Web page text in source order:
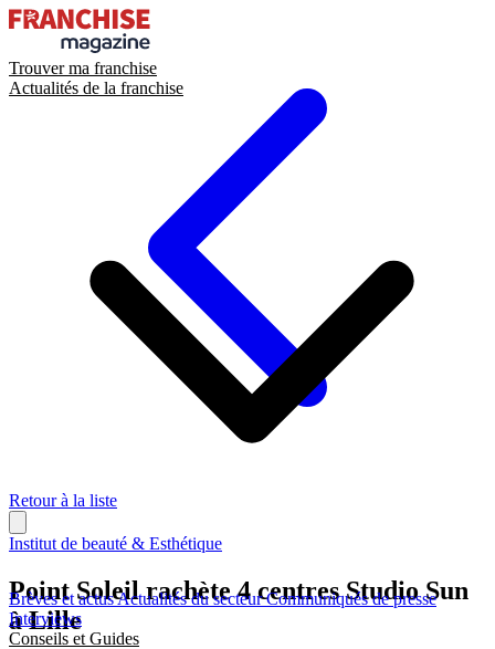
Trouver ma franchise
Actualités de la franchise
Brèves et actusActualités du secteurCommuniqués de presse
Interviews
Conseils et Guides
Retour à la liste
Institut de beauté & Esthétique
Point Soleil rachète 4 centres Studio Sun
à Lille